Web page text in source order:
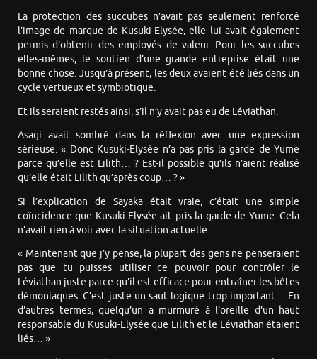
La protection des succubes n’avait pas seulement renforcé
l’image de marque de Kusuki-Elysée, elle lui avait également
permis d’obtenir des employés de valeur. Pour les succubes
elles-mêmes, le soutien d’une grande entreprise était une
bonne chose. Jusqu’à présent, les deux avaient été liés dans un
cycle vertueux et symbiotique.
Et ils seraient restés ainsi, s’il n’y avait pas eu de Léviathan.
Asagi avait sombré dans la réflexion avec une expression
sérieuse. « Donc Kusuki-Elysée n’a pas pris la garde de Yume
parce qu’elle est Lilith… ? Est-il possible qu’ils n’aient réalisé
qu’elle était Lilith qu’après coup… ? »
Si l’explication de Sayaka était vraie, c’était une simple
coïncidence que Kusuki-Elysée ait pris la garde de Yume. Cela
n’avait rien à voir avec la situation actuelle.
« Maintenant que j’y pense, la plupart des gens ne penseraient
pas que tu puisses utiliser ce pouvoir pour contrôler le
Léviathan juste parce qu’il est efficace pour entraîner les bêtes
démoniaques. C’est juste un saut logique trop important… En
d’autres termes, quelqu’un a murmuré à l’oreille d’un haut
responsable du Kusuki-Elysée que Lilith et le Léviathan étaient
liés… »